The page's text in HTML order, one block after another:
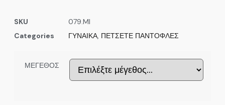
SKU
079.MI
Categories
ΓΥΝΑΙΚΑ, ΠΕΤΣΕΤΕ ΠΑΝΤΟΦΛΕΣ
ΜΕΓΕΘΟΣ